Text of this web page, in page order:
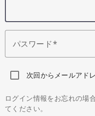
パスワード
次回からメールアド
ログイン情報をお忘れの場
てください。